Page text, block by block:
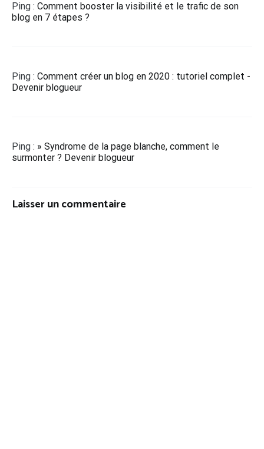
Ping : Comment booster la visibilité et le trafic de son
blog en 7 étapes ?
Ping : Comment créer un blog en 2020 : tutoriel complet -
Devenir blogueur
Ping : » Syndrome de la page blanche, comment le
surmonter ? Devenir blogueur
Laisser un commentaire